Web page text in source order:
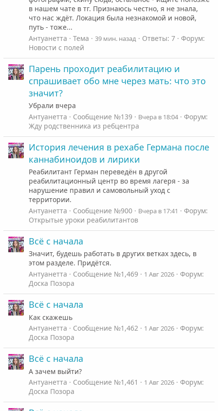
в нашем чате в тг. Признаюсь честно, я не знала,
что нас ждёт. Локация была незнакомой и новой,
путь - тоже...
Антуанетта
Тема 39 мин. назад Ответы: 7
Форум:
Новости с полей
Парень проходит реабилитацию и
спрашивает обо мне через мать: что это
значит?
Убрали вчера
Антуанетта
Сообщение №139 Вчера в 18:04
Форум:
Жду родственника из ребцентра
История лечения в рехабе Германа после
каннабиноидов и лирики
Реабилитант Герман переведён в другой
реабилитационный центр во время лагеря - за
нарушение правил и самовольный уход с
территории.
Антуанетта
Сообщение №900 Вчера в 17:41
Форум:
Открытые уроки реабилитантов
Всё с начала
Значит, будешь работать в других ветках здесь, в
этом разделе. Придётся.
Антуанетта
Сообщение №1,469 1 Авг 2026
Форум:
Доска Позора
Всё с начала
Как скажешь
Антуанетта
Сообщение №1,462 1 Авг 2026
Форум:
Доска Позора
Всё с начала
А зачем выйти?
Антуанетта
Сообщение №1,461 1 Авг 2026
Форум:
Доска Позора